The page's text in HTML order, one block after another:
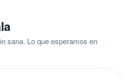
sana. Lo que esperamos en